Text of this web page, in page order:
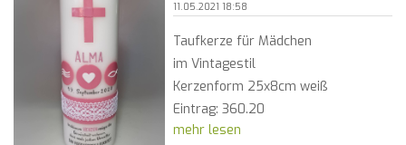
11.05.2021 18:58
Taufkerze für Mädchen
im Vintagestil
Kerzenform 25x8cm weiß
Eintrag: 360.20
mehr lesen